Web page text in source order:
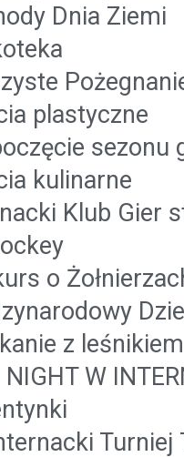
Dnia Ziemi
plastyczne
kulinarne
Klub Gier
o
z leśnikiem
NIGHT W
Turniej